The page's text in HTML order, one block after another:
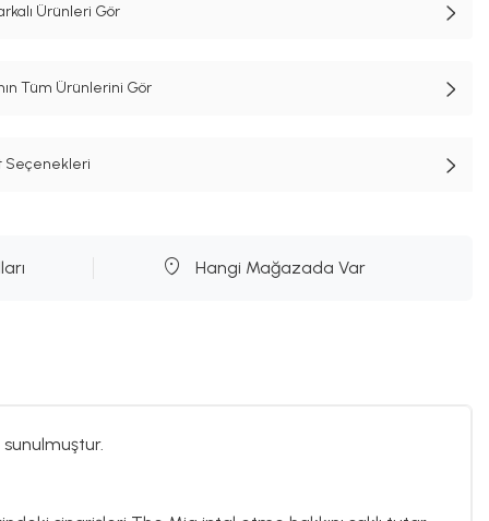
Ürünleri Gör
Tüm Ürünlerini Gör
Seçenekleri
Hangi Mağazada Var